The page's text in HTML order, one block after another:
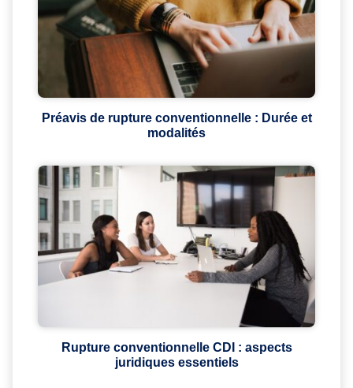
Préavis de rupture conventionnelle : Durée et
modalités
Rupture conventionnelle CDI : aspects
juridiques essentiels